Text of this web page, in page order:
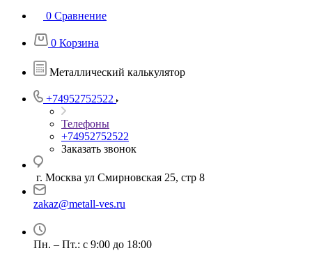
0 Сравнение
0 Корзина
Металлический калькулятор
+74952752522
Телефоны
+74952752522
Заказать звонок
г. Москва ул Смирновская 25, стр 8
zakaz@metall-ves.ru
Пн. – Пт.: с 9:00 до 18:00